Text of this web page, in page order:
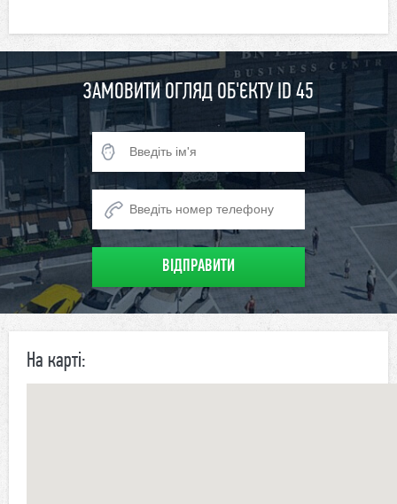
ЗАМОВИТИ ОГЛЯД ОБ'ЄКТУ ID 45
На карті: